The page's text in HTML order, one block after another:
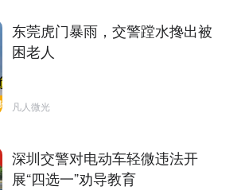
东莞虎门暴雨，交警蹚水搀出被
困老人
凡人微光
深圳交警对电动车轻微违法开
展“四选一”劝导教育